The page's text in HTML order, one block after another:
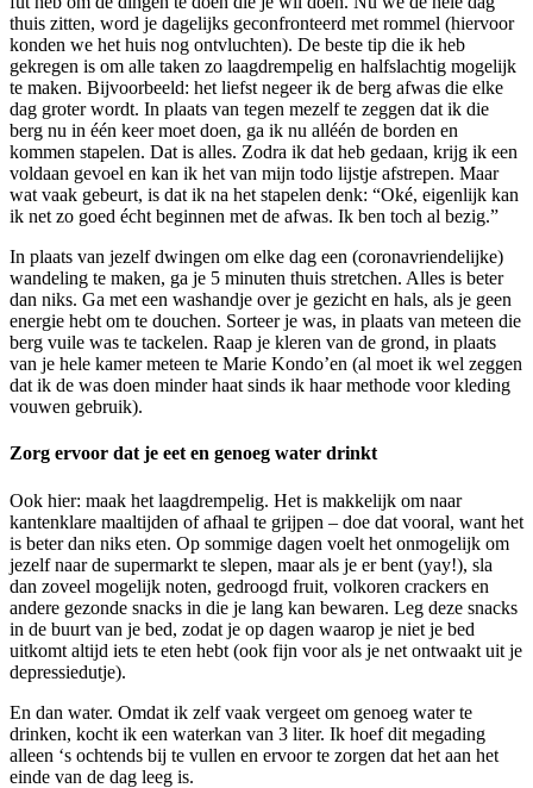
thuis zitten, word je dagelijks geconfronteerd met rommel (hiervoor
konden we het huis nog ontvluchten). De beste tip die ik heb
gekregen is om alle taken zo laagdrempelig en halfslachtig mogelijk
te maken. Bijvoorbeeld: het liefst negeer ik de berg afwas die elke
dag groter wordt. In plaats van tegen mezelf te zeggen dat ik die
berg nu in één keer moet doen, ga ik nu alléén de borden en
kommen stapelen. Dat is alles. Zodra ik dat heb gedaan, krijg ik een
voldaan gevoel en kan ik het van mijn todo lijstje afstrepen. Maar
wat vaak gebeurt, is dat ik na het stapelen denk: “Oké, eigenlijk kan
ik net zo goed écht beginnen met de afwas. Ik ben toch al bezig.”
In plaats van jezelf dwingen om elke dag een (coronavriendelijke)
wandeling te maken, ga je 5 minuten thuis stretchen. Alles is beter
dan niks. Ga met een washandje over je gezicht en hals, als je geen
energie hebt om te douchen. Sorteer je was, in plaats van meteen die
berg vuile was te tackelen. Raap je kleren van de grond, in plaats
van je hele kamer meteen te Marie Kondo’en (al moet ik wel zeggen
dat ik de was doen minder haat sinds ik haar methode voor kleding
vouwen gebruik).
Zorg ervoor dat je eet en genoeg water drinkt
Ook hier: maak het laagdrempelig. Het is makkelijk om naar
kantenklare maaltijden of afhaal te grijpen – doe dat vooral, want het
is beter dan niks eten. Op sommige dagen voelt het onmogelijk om
jezelf naar de supermarkt te slepen, maar als je er bent (yay!), sla
dan zoveel mogelijk noten, gedroogd fruit, volkoren crackers en
andere gezonde snacks in die je lang kan bewaren. Leg deze snacks
in de buurt van je bed, zodat je op dagen waarop je niet je bed
uitkomt altijd iets te eten hebt (ook fijn voor als je net ontwaakt uit je
depressiedutje).
En dan water. Omdat ik zelf vaak vergeet om genoeg water te
drinken, kocht ik een waterkan van 3 liter. Ik hoef dit megading
alleen ‘s ochtends bij te vullen en ervoor te zorgen dat het aan het
einde van de dag leeg is.